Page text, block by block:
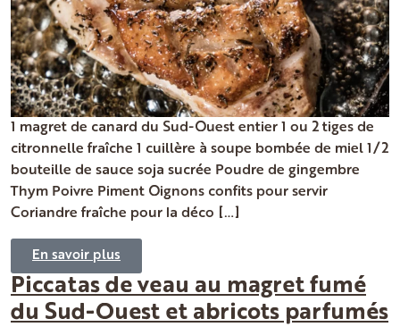
1 magret de canard du Sud-Ouest entier 1 ou 2 tiges de
citronnelle fraîche 1 cuillère à soupe bombée de miel 1/2
bouteille de sauce soja sucrée Poudre de gingembre
Thym Poivre Piment Oignons confits pour servir
Coriandre fraîche pour la déco […]
En savoir plus
Piccatas de veau au magret fumé
du Sud-Ouest et abricots parfumés